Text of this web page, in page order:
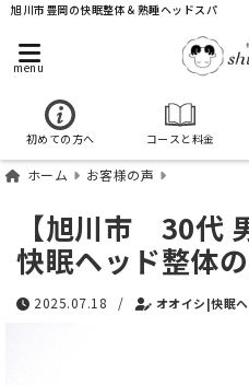
旭川市豊岡の快眠整体＆熟睡ヘッドスパ
menu
初めての方へ コースと料金
ホーム お客様の声
【旭川市 30代
快眠ヘッド整体
2025.07.18 / オオイシ|快眠